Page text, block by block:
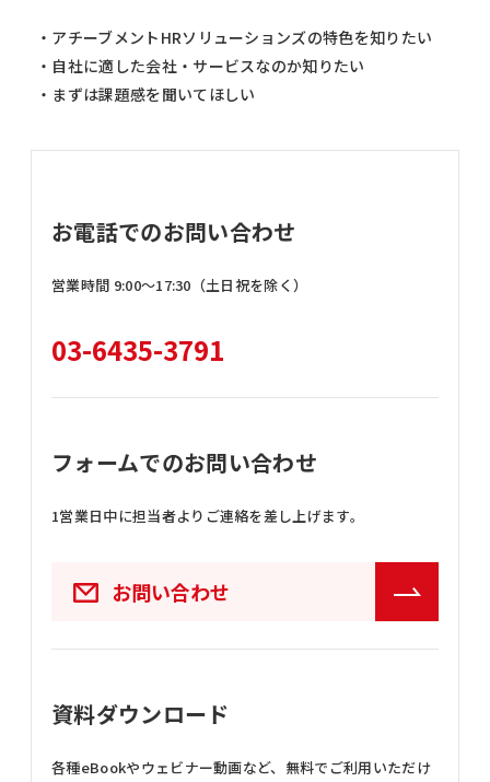
・アチーブメントHRソリューションズの特色を知りたい
・自社に適した会社・サービスなのか知りたい
・まずは課題感を聞いてほしい
お電話でのお問い合わせ
営業時間 9:00〜17:30（土日祝を除く）
03-6435-3791
フォームでのお問い合わせ
1営業日中に担当者よりご連絡を差し上げます。
お問い合わせ
資料ダウンロード
各種eBookやウェビナー動画など、 無料でご利用いただけ